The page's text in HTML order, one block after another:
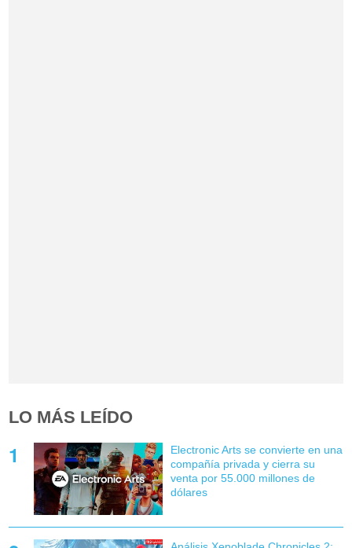
LO MÁS LEÍDO
Electronic Arts se convierte en una
compañía privada y cierra su
venta por 55.000 millones de
dólares